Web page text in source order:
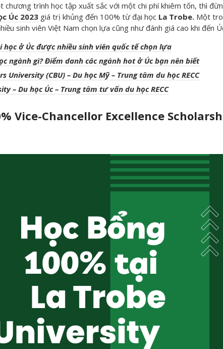
chương trình học tập xuất sắc với một chi phí khiêm tốn, thì
Úc 2023 giá trị khủng đến 100% từ đại học La Trobe. Một
sinh viên Việt Nam chọn lựa cũng như đánh giá cao khi đến
học ở Úc được nhiều sinh viên quốc tế chọn lựa
ngành gì? Điểm danh các ngành hot ở Úc bạn nên biết
University (CBU) – Du học Mỹ – Trung tâm du học RECC
– Du học Úc – Trung tâm tư vấn du học RECC
Vice-Chancellor Excellence